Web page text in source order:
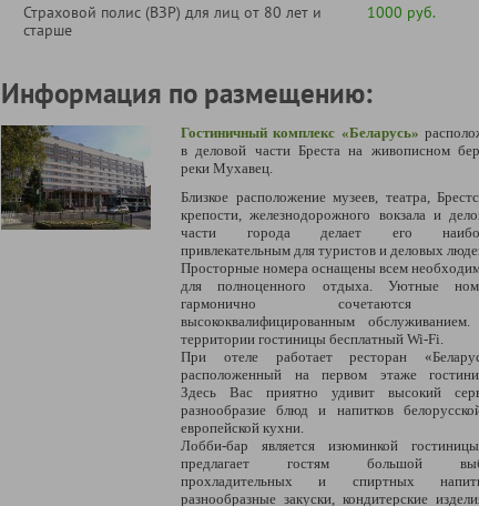
Страховой полис (ВЗР) для лиц от 80 лет и
старше
1000 руб.
Информация по размещению:
Гостиничный комплекс «Беларусь»
в деловой части Брестана живописном
реки Мухавец.
Близкое расположение музеев, театра,
крепости, железнодорожного вокзала и
части города делает его
привлекательным для туристов и деловых
Просторные номера оснащены всем
для полноценного отдыха. Уютные
гармонично
высококвалифицированным
территории гостиницы бесплатный Wi-Fi.
При отеле работает ресторан
расположенный на первом этаже
Здесь Вас приятно удивит высокий
разнообразие блюд и напитков
европейской кухни.
Лобби-бар является изюминкой
предлагает гостям большой
прохладительных и спиртных
разнообразные закуски, кондитерские